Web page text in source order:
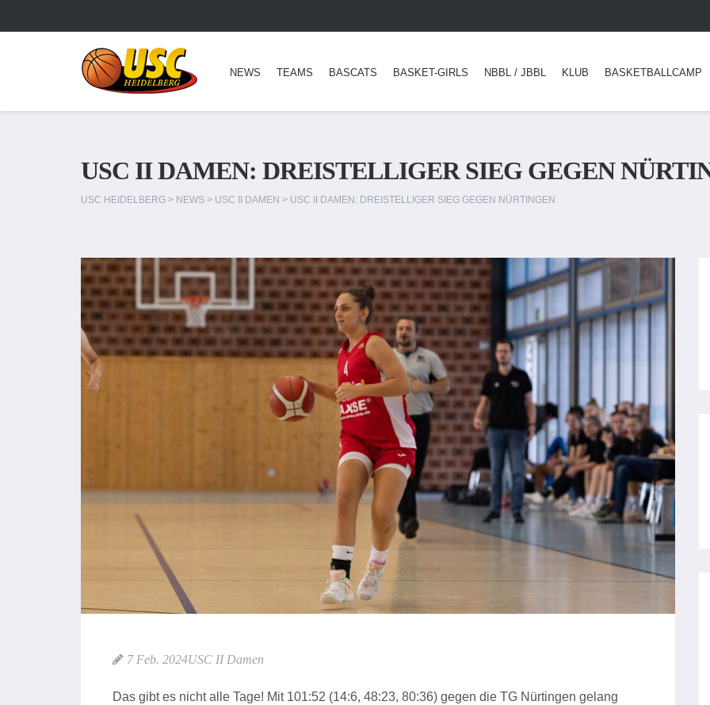
NEWS TEAMS BASCATS BASKET-GIRLS NBBL / JBBL KLUB BASKETBALLCAMP
USC II DAMEN: DREISTELLIGER SIEG GEGEN
USC HEIDELBERG > NEWS > USC II DAMEN > USC II DAMEN: DREISTELLIGER SIEG GEGEN NÜRTINGEN
7 Feb. 2024USC II Damen
Das gibt es nicht alle Tage! Mit 101:52 (14:6, 48:23, 80:36) gegen die TG Nürtingen gelang